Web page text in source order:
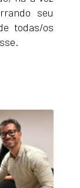
seu
todas/os